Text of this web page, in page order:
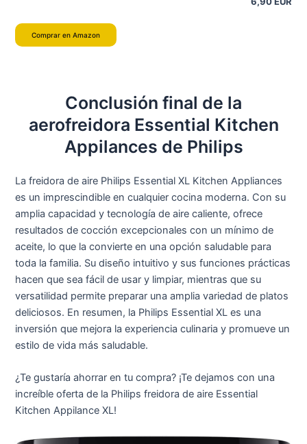
Comprar en Amazon
Conclusión final de la
aerofreidora Essential Kitchen
Appilances de Philips
La freidora de aire Philips Essential XL Kitchen Appliances
es un imprescindible en cualquier cocina moderna. Con su
amplia capacidad y tecnología de aire caliente, ofrece
resultados de cocción excepcionales con un mínimo de
aceite, lo que la convierte en una opción saludable para
toda la familia. Su diseño intuitivo y sus funciones prácticas
hacen que sea fácil de usar y limpiar, mientras que su
versatilidad permite preparar una amplia variedad de platos
deliciosos. En resumen, la Philips Essential XL es una
inversión que mejora la experiencia culinaria y promueve un
estilo de vida más saludable.
¿Te gustaría ahorrar en tu compra? ¡Te dejamos con una
increíble oferta de la Philips freidora de aire Essential
Kitchen Appilance XL!